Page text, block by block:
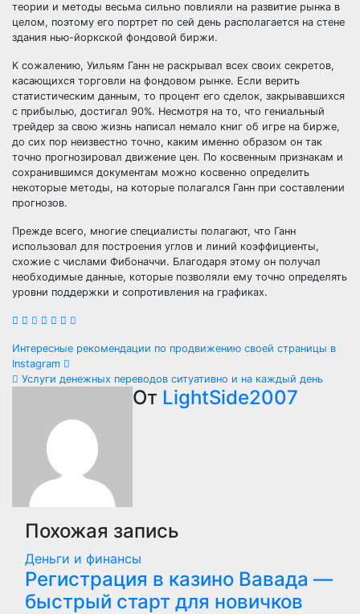
теории и методы весьма сильно повлияли на развитие рынка в
целом, поэтому его портрет по сей день располагается на стене
здания нью-йоркской фондовой биржи.
К сожалению, Уильям Ганн не раскрывал всех своих секретов,
касающихся торговли на фондовом рынке. Если верить
статистическим данным, то процент его сделок, закрывавшихся
с прибылью, достигал 90%. Несмотря на то, что гениальный
трейдер за свою жизнь написал немало книг об игре на бирже,
до сих пор неизвестно точно, каким именно образом он так
точно прогнозировал движение цен. По косвенным признакам и
сохранившимся документам можно косвенно определить
некоторые методы, на которые полагался Ганн при составлении
прогнозов.
Прежде всего, многие специалисты полагают, что Ганн
использовал для построения углов и линий коэффициенты,
схожие с числами Фибоначчи. Благодаря этому он получал
необходимые данные, которые позволяли ему точно определять
уровни поддержки и сопротивления на графиках.
Навигация
по
записям
Интересные рекомендации по продвижению своей страницы в
Instagram
Услуги денежных переводов ситуативно и на каждый день
От LightSide2007
Похожая запись
Деньги и финансы
Регистрация в казино Вавада —
быстрый старт для новичков